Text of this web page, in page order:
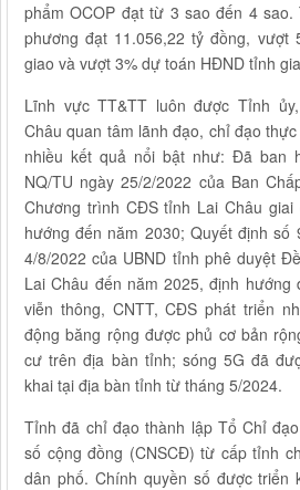
phẩm OCOP đạt từ 3 sao đến 4
phương đạt 11.056,22 tỷ đồng, vượt
giao và vượt 3% dự toán HĐND tỉnh
Lĩnh vực TT&TT luôn được Tỉnh
Châu quan tâm lãnh đạo, chỉ đạo
nhiều kết quả nổi bật như: Đã ban
NQ/TU ngày 25/2/2022 của Ban
Chương trình CĐS tỉnh Lai Châu
hướng đến năm 2030; Quyết định số
4/8/2022 của UBND tỉnh phê duyệt
Lai Châu đến năm 2025, định hướng
viễn thông, CNTT, CĐS phát triển
động băng rộng được phủ cơ bản
cư trên địa bàn tỉnh; sóng 5G đã
khai tại địa bàn tỉnh từ tháng 5/2024.
Tỉnh đã chỉ đạo thành lập Tổ Chỉ
số cộng đồng (CNSCĐ) từ cấp tỉnh
dân phố. Chính quyền số được triển